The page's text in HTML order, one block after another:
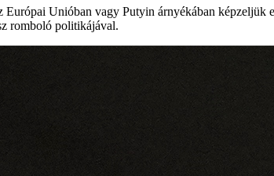
Unióban vagy Putyin árnyékában
romboló politikájával.